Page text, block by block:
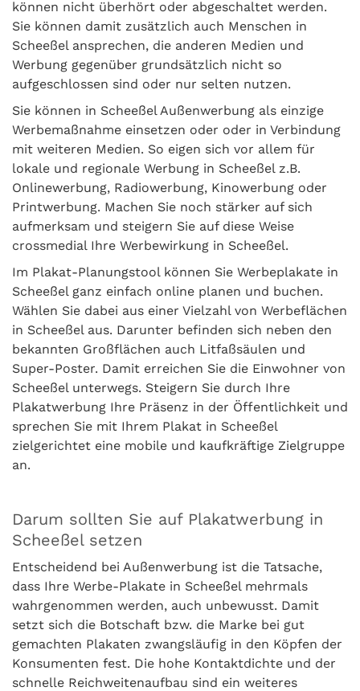
können nicht überhört oder abgeschaltet werden.
Sie können damit zusätzlich auch Menschen in
Scheeßel ansprechen, die anderen Medien und
Werbung gegenüber grundsätzlich nicht so
aufgeschlossen sind oder nur selten nutzen.
Sie können in Scheeßel Außenwerbung als einzige
Werbemaßnahme einsetzen oder oder in Verbindung
mit weiteren Medien. So eigen sich vor allem für
lokale und regionale Werbung in Scheeßel z.B.
Onlinewerbung, Radiowerbung, Kinowerbung oder
Printwerbung. Machen Sie noch stärker auf sich
aufmerksam und steigern Sie auf diese Weise
crossmedial Ihre Werbewirkung in Scheeßel.
Im Plakat-Planungstool können Sie Werbeplakate in
Scheeßel ganz einfach online planen und buchen.
Wählen Sie dabei aus einer Vielzahl von Werbeflächen
in Scheeßel aus. Darunter befinden sich neben den
bekannten Großflächen auch Litfaßsäulen und
Super-Poster. Damit erreichen Sie die Einwohner von
Scheeßel unterwegs. Steigern Sie durch Ihre
Plakatwerbung Ihre Präsenz in der Öffentlichkeit und
sprechen Sie mit Ihrem Plakat in Scheeßel
zielgerichtet eine mobile und kaufkräftige Zielgruppe
an.
Darum sollten Sie auf Plakatwerbung in
Scheeßel setzen
Entscheidend bei Außenwerbung ist die Tatsache,
dass Ihre Werbe-Plakate in Scheeßel mehrmals
wahrgenommen werden, auch unbewusst. Damit
setzt sich die Botschaft bzw. die Marke bei gut
gemachten Plakaten zwangsläufig in den Köpfen der
Konsumenten fest. Die hohe Kontaktdichte und der
schnelle Reichweitenaufbau sind ein weiteres